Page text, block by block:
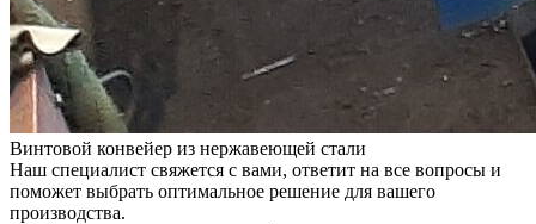
Винтовой конвейер из нержавеющей стали
Наш специалист свяжется с вами, ответит на все вопросы и
поможет выбрать оптимальное решение для вашего
производства.